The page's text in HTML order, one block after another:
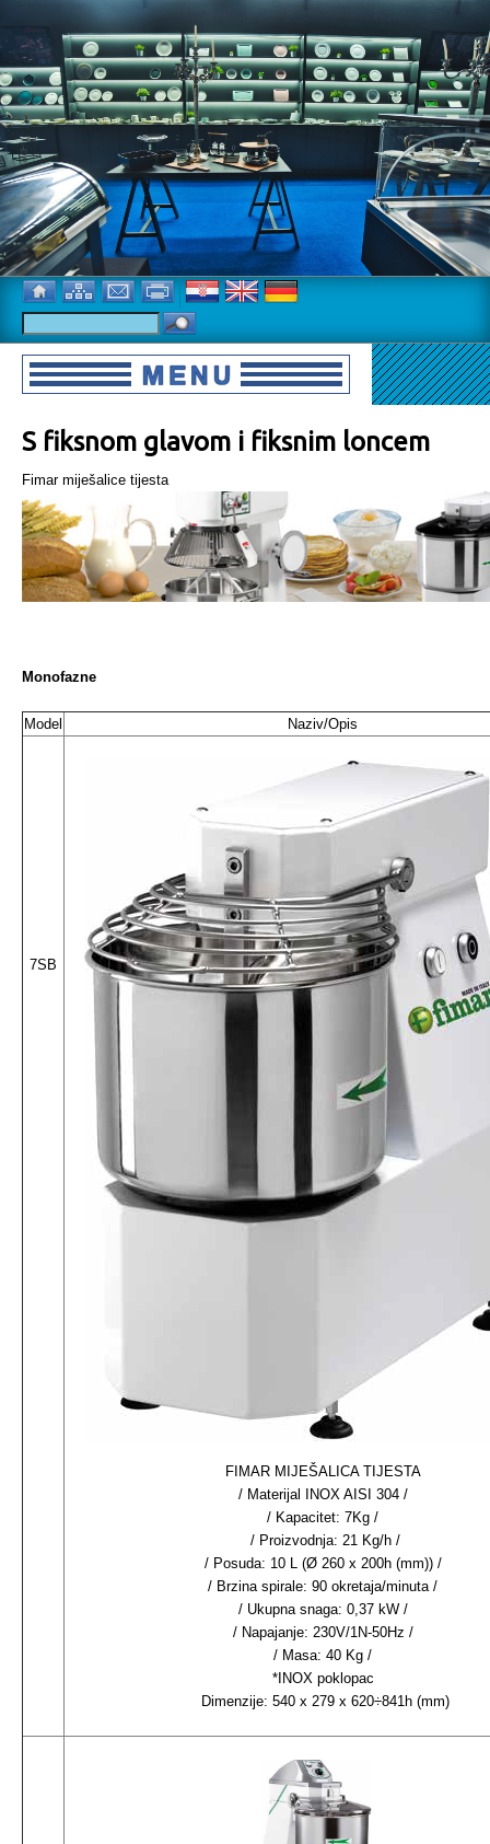
S fiksnom glavom i fiksnim loncem
Fimar miješalice tijesta
Monofazne
Model Naziv/Opis
7SB
FIMAR MIJEŠALICA TIJESTA
/ Materijal INOX AISI 304 /
/ Kapacitet: 7Kg /
/ Proizvodnja: 21 Kg/h /
/ Posuda: 10 L (Ø 260 x 200h (mm)) /
/ Brzina spirale: 90 okretaja/minuta /
/ Ukupna snaga: 0,37 kW /
/ Napajanje: 230V/1N-50Hz /
/ Masa: 40 Kg /
*INOX poklopac
Dimenzije: 540 x 279 x 620÷841h (mm)